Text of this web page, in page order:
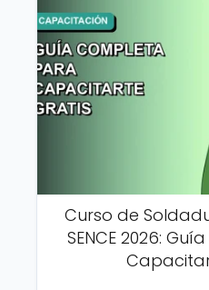
Curso de
SENCE 2026: